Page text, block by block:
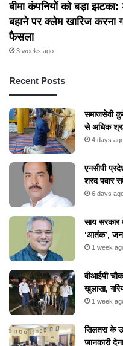
बीमा कंपनियों को बड़ा
बहाने पर क्लेम खारिज करना
फैसला
3 weeks ago
Recent Posts
समाजसेवी
से अधिक
4 days
एनसीपी
शरद पवार
6 days
​साय सरकार
‘आतंक’,
1 week
वीआईपी
खुलासा,
1 week
सिलतरा के
जानकारी